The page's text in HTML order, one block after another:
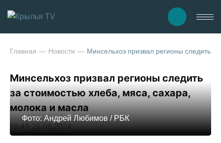
Главная Новости Минсельхоз призвал регионы следить
Минсельхоз призвал регионы следить
за стоимостью хлеба, мяса, сахара,
молока и масла
18:45 26.06.2024
Фото: Андрей Любимов / РБК